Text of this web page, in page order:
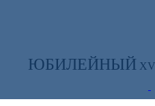
ЮБИЛЕЙНЫЙ